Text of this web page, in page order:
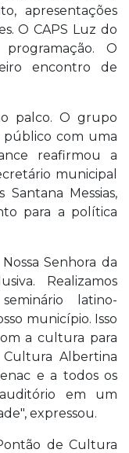
apresentações
O CAPS Luz do
O
encontro de
palco. O grupo
público com uma
reafirmou a
municipal
Messias,
para a política
Senhora da
Realizamos
latino-
município. Isso
a cultura para
Albertina
e a todos os
em um
expressou.
de Cultura